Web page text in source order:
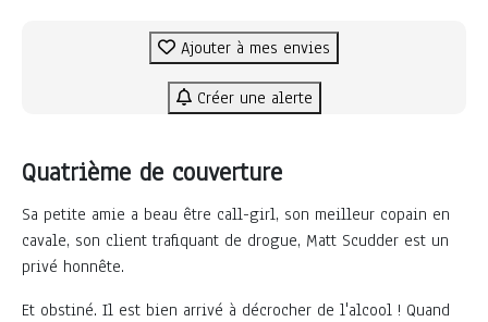
Ajouter à mes envies
Créer une alerte
Quatrième de couverture
Sa petite amie a beau être call-girl, son meilleur copain en
cavale, son client trafiquant de drogue, Matt Scudder est un
privé honnête.
Et obstiné. Il est bien arrivé à décrocher de l'alcool ! Quand